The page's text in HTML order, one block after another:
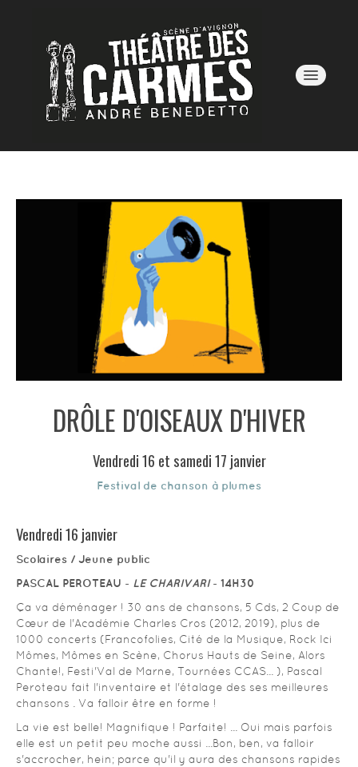
SAISON 25/26
BILLETTERIE
HISTOIRE
INFOS PRATIQUES
DRÔLE D'OISEAUX D'HIVER
Vendredi 16 et samedi 17 janvier
Festival de chanson à plumes
Vendredi 16 janvier
Scolaires / Jeune public
PASCAL PEROTEAU - LE CHARIVARI- 14H30
Ça va déménager ! 30 ans de chansons, 5 Cds, 2 Coup de
Cœur de l'Académie Charles Cros (2012, 2019), plus de
1000 concerts (Francofolies, Cité de la Musique, Rock Ici
Mômes, Mômes en Scène, Chorus Hauts de Seine, Alors
Chante!, Festi'Val de Marne, Tournées CCAS... ), Pascal
Peroteau fait l'inventaire et l'étalage des ses meilleures
chansons . Va falloir être en forme !
La vie est belle! Magnifique ! Parfaite! ... Oui mais parfois
elle est un petit peu moche aussi ...Bon, ben, va falloir
s'accrocher, hein; parce qu'il y aura des chansons rapides